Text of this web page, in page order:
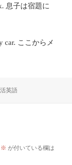
息子は宿題に
car. ここからメ
英語
※ が付いている欄は